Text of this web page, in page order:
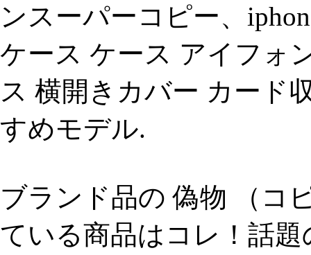
ンスーパーコピー、
ケース ケース アイフォ
ス 横開きカバー カード
すめモデル.
ブランド品の 偽物 （コ
ている商品はコレ！話